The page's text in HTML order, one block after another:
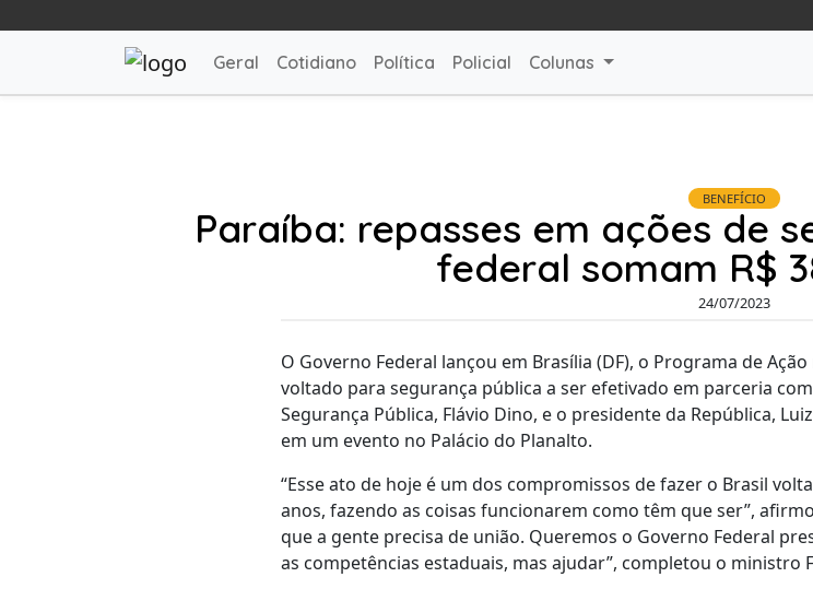
Geral Cotidiano Política Policial Colunas
BENEFÍCIO
Paraíba: repasses em ações de
federal somam R$
24/07/2023
O Governo Federal lançou em Brasília (DF), o Programa de
voltado para segurança pública a ser efetivado em parceria
Segurança Pública, Flávio Dino, e o presidente da República,
em um evento no Palácio do Planalto.
“Esse ato de hoje é um dos compromissos de fazer o Brasil
anos, fazendo as coisas funcionarem como têm que ser”,
que a gente precisa de união. Queremos o Governo Federal
as competências estaduais, mas ajudar”, completou o ministro